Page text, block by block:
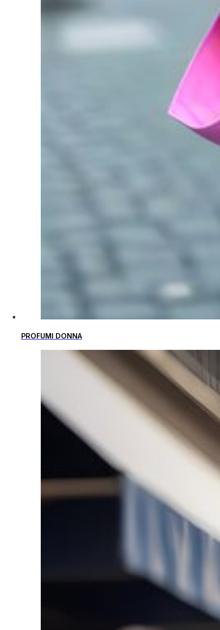
PROFUMI DONNA